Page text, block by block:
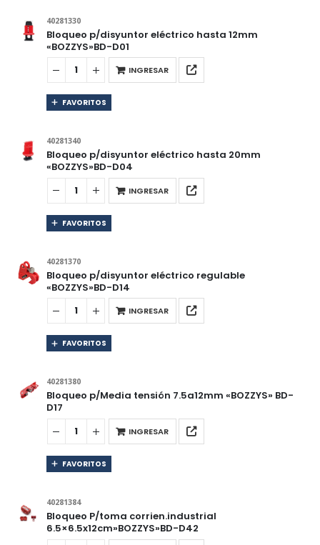
40281330
Bloqueo p/disyuntor eléctrico hasta 12mm
«BOZZYS»BD-D01
INGRESAR
FAVORITOS
40281340
Bloqueo p/disyuntor eléctrico hasta 20mm
«BOZZYS»BD-D04
INGRESAR
FAVORITOS
40281370
Bloqueo p/disyuntor eléctrico regulable
«BOZZYS»BD-D14
INGRESAR
FAVORITOS
40281380
Bloqueo p/Media tensión 7.5a12mm «BOZZYS» BD-
D17
INGRESAR
FAVORITOS
40281384
Bloqueo P/toma corrien.industrial
6.5×6.5x12cm»BOZZYS»BD-D42